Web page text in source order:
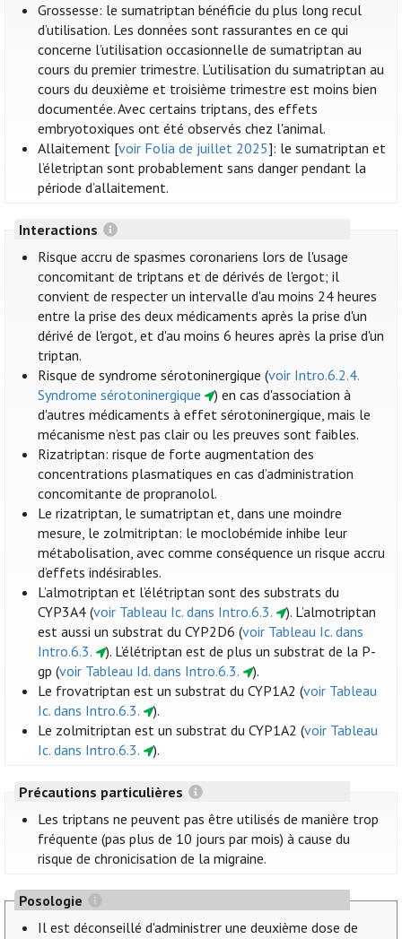
Grossesse: le sumatriptan bénéficie du plus long recul
d’utilisation. Les données sont rassurantes en ce qui
concerne l’utilisation occasionnelle de sumatriptan au
cours du premier trimestre. L’utilisation du sumatriptan au
cours du deuxième et troisième trimestre est moins bien
documentée. Avec certains triptans, des effets
embryotoxiques ont été observés chez l'animal.
Allaitement [voir Folia de juillet 2025]: le sumatriptan et
l’életriptan sont probablement sans danger pendant la
période d’allaitement.
Interactions
Risque accru de spasmes coronariens lors de l'usage
concomitant de triptans et de dérivés de l'ergot; il
convient de respecter un intervalle d'au moins 24 heures
entre la prise des deux médicaments après la prise d'un
dérivé de l'ergot, et d'au moins 6 heures après la prise d'un
triptan.
Risque de syndrome sérotoninergique (voir Intro.6.2.4.
Syndrome sérotoninergique
) en cas d'association à
d'autres médicaments à effet sérotoninergique, mais le
mécanisme n’est pas clair ou les preuves sont faibles.
Rizatriptan: risque de forte augmentation des
concentrations plasmatiques en cas d’administration
concomitante de propranolol.
Le rizatriptan, le sumatriptan et, dans une moindre
mesure, le zolmitriptan: le moclobémide inhibe leur
métabolisation, avec comme conséquence un risque accru
d’effets indésirables.
L’almotriptan et l’élétriptan sont des substrats du
CYP3A4 (voir Tableau Ic. dans Intro.6.3.
). L’almotriptan
est aussi un substrat du CYP2D6 (voir Tableau Ic. dans
Intro.6.3.
). L’élétriptan est de plus un substrat de la P-
gp (voir Tableau Id. dans Intro.6.3.
).
Le frovatriptan est un substrat du CYP1A2 (voir Tableau
Ic. dans Intro.6.3.
).
Le zolmitriptan est un substrat du CYP1A2 (voir Tableau
Ic. dans Intro.6.3.
).
Précautions particulières
Les triptans ne peuvent pas être utilisés de manière trop
fréquente (pas plus de 10 jours par mois) à cause du
risque de chronicisation de la migraine.
Posologie
Il est déconseillé d'administrer une deuxième dose de